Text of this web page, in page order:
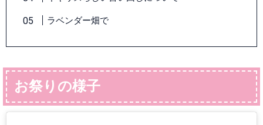
ラベンダー畑で
お祭りの様子